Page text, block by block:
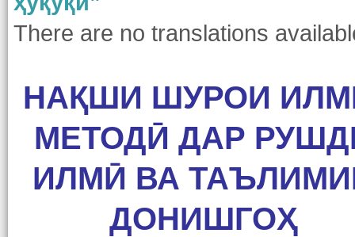
There are no translations
НАҚШИ ШУРОИ
МЕТОДӢ ДАР
ИЛМӢ ВА
ДОНИШГОҲ